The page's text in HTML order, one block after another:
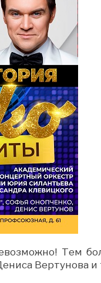
Тем
Вертунова